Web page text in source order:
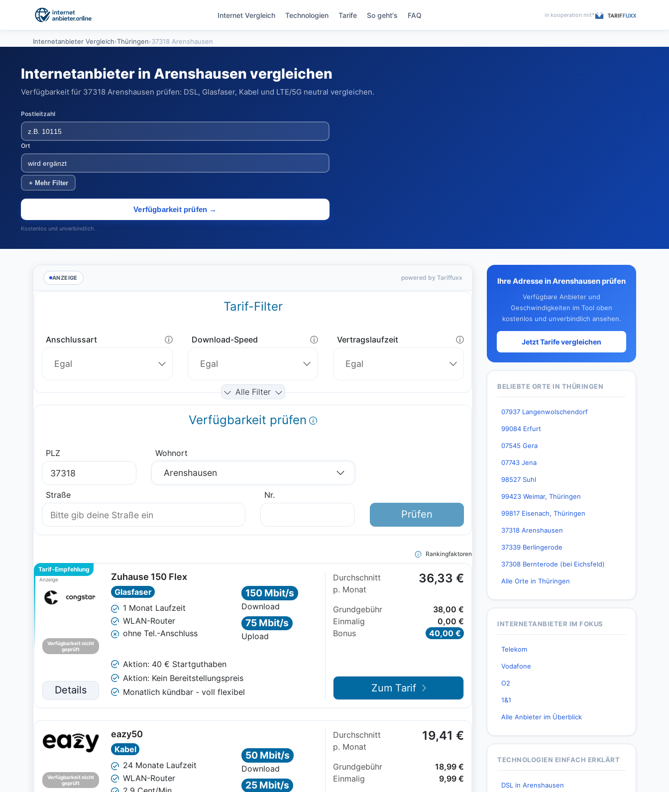
Internet Vergleich Technologien Tarife So geht's FAQ in kooperation mit*
Internetanbieter Vergleich›Thüringen›37318 Arenshausen
Internetanbieter in Arenshausen vergleichen
Verfügbarkeit für 37318 Arenshausen prüfen: DSL, Glasfaser, Kabel und LTE/5G neutral vergleichen.
Postleitzahl
Ort
+ Mehr Filter
Verfügbarkeit prüfen →
Kostenlos und unverbindlich.
ANZEIGE powered by Tariffuxx Ihre Adresse in Arenshausen prüfen
Verfügbare Anbieter und
Geschwindigkeiten im Tool oben
kostenlos und unverbindlich ansehen.
Jetzt Tarife vergleichen
BELIEBTE ORTE IN THÜRINGEN
07937 Langenwolschendorf
99084 Erfurt
07545 Gera
07743 Jena
98527 Suhl
99423 Weimar, Thüringen
99817 Eisenach, Thüringen
37318 Arenshausen
37339 Berlingerode
37308 Bernterode (bei Eichsfeld)
Alle Orte in Thüringen
INTERNETANBIETER IM FOKUS
Telekom
Vodafone
O2
1&1
Alle Anbieter im Überblick
TECHNOLOGIEN EINFACH ERKLÄRT
DSL in Arenshausen